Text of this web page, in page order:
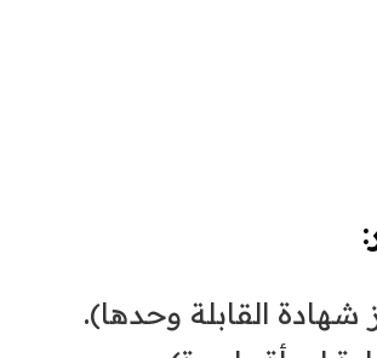
القابلة وحدها).